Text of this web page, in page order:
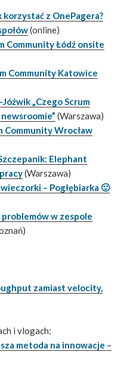
korzystać z OnePagera?
(online)
Community Łódź onsite
Community Katowice
„Czego Scrum
(Warszawa)
Community Wrocław
Elephant
(Warszawa)
– Pogłębiarka 🙂
w zespole
zamiast velocity,
i vlogach:
metoda na innowacje –